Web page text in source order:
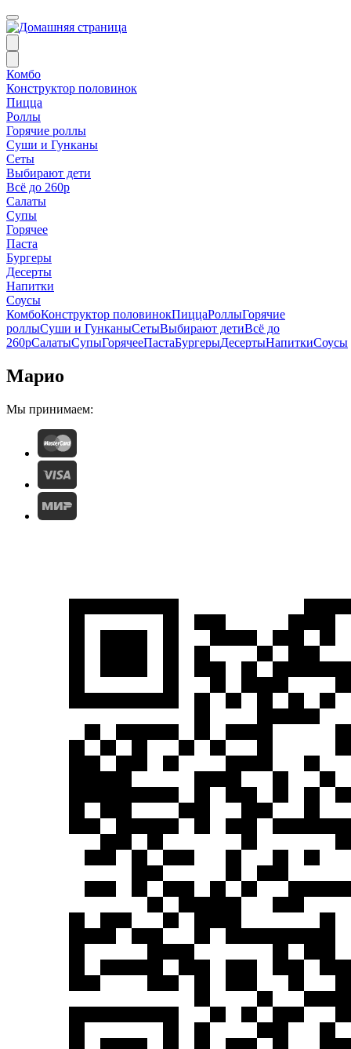
Комбо
Конструктор половинок
Пицца
Роллы
Горячие роллы
Суши и Гунканы
Сеты
Выбирают дети
Всё до 260р
Салаты
Супы
Горячее
Паста
Бургеры
Десерты
Напитки
Соусы
КомбоКонструктор половинокПиццаРоллыГорячие
роллыСуши и ГунканыСетыВыбирают детиВсё до
260рСалатыСупыГорячееПастаБургерыДесертыНапиткиСоусы
Марио
Мы принимаем: